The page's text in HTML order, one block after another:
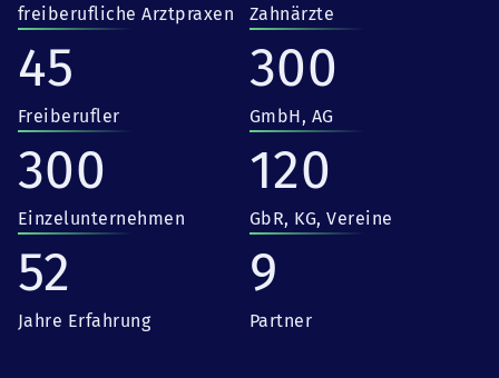
freiberufliche Arztpraxen Zahnärzte
45
Freiberufler
300
GmbH, AG
300
Einzelunternehmen
120
GbR, KG, Vereine
52
Jahre Erfahrung
9
Partner